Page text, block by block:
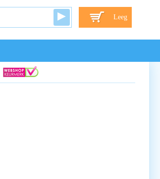
Leeg